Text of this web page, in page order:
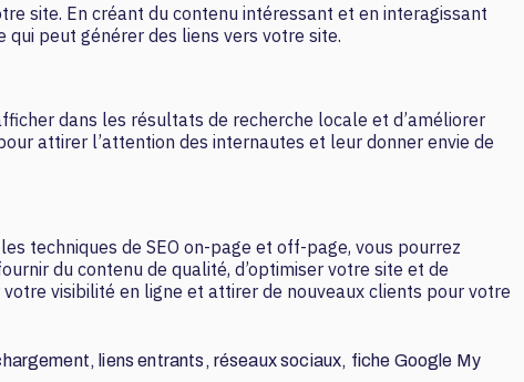
site. En créant du contenu intéressant et en interagissant
peut générer des liens vers votre site.
dans les résultats de recherche locale et d’améliorer
attirer l’attention des internautes et leur donner envie de
techniques de SEO on-page et off-page, vous pourrez
du contenu de qualité, d’optimiser votre site et de
visibilité en ligne et attirer de nouveaux clients pour votre
liens entrants, réseaux sociaux, fiche Google My